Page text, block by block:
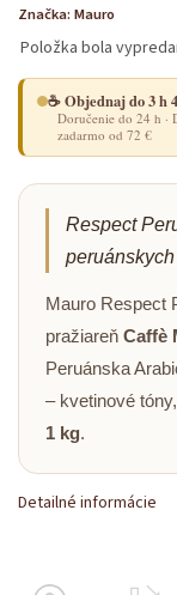
Značka: Mauro
Položka bola
☕ Objednaj do 3 h
Doručenie do 24 h ·
zadarmo od 72 €
Respect
Mauro Respect
pražiareň Caffè
Peruánska
– kvetinové
1 kg.
Detailné informácie